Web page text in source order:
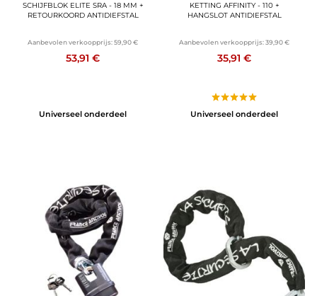
CONTACT MET ONS OPNEMEN
SCHIJFBLOK ELITE SRA - 18 MM +
RETOURKOORD ANTIDIEFSTAL
Aanbevolen verkoopprijs:59,90 €
53,91 €
Universeel onderdeel
KETTING AFFINITY - 110 +
HANGSLOT ANTIDIEFSTAL
Aanbevolen verkoopprijs:39,90 €
35,91 €
Universeel onderdeel